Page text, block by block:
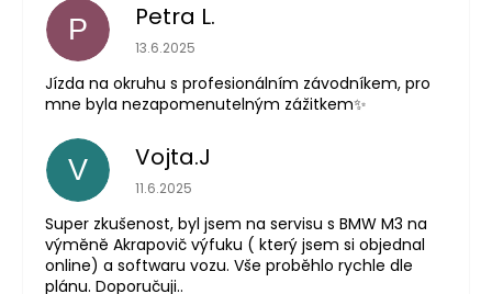
P Petra L.
Hodnocení obchodu je 5 z 5 hvězdiček.
13.6.2025
Jízda na okruhu s profesionálním závodníkem, pro
mne byla nezapomenutelným zážitkem✨
V Vojta.J
Hodnocení obchodu je 5 z 5 hvězdiček.
11.6.2025
Super zkušenost, byl jsem na servisu s BMW M3 na
výměně Akrapovič výfuku ( který jsem si objednal
online) a softwaru vozu. Vše proběhlo rychle dle
plánu. Doporučuji..